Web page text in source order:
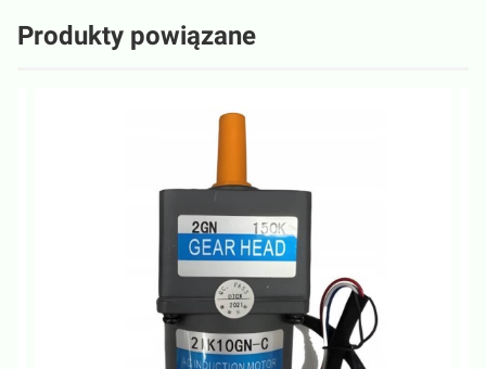
Produkty powiązane